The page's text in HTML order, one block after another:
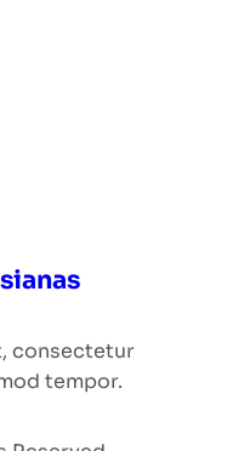
consectetur
tempor.